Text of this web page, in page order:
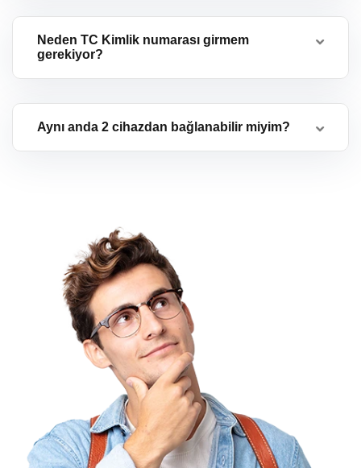
Neden TC Kimlik numarası girmem
gerekiyor?
Aynı anda 2 cihazdan bağlanabilir miyim?